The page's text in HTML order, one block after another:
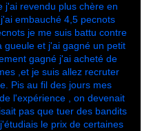
j'ai revendu plus chère en
embauché 4,5 pecnots
je me suis battu contre
gueule et j'ai gagné un petit
gagné j'ai acheté de
,et je suis allez recruter
Pis au fil des jours mes
l'expérience , on devenait
pas que tuer des bandits
le prix de certaines